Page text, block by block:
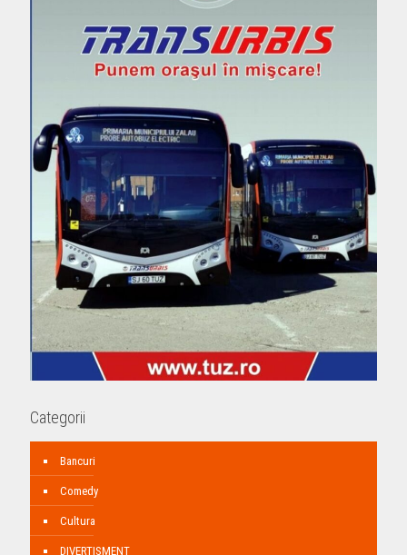
Categorii
Bancuri
Comedy
Cultura
DIVERTISMENT